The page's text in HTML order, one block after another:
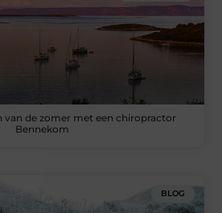
van de zomer met een chiropractor
Bennekom
BLOG